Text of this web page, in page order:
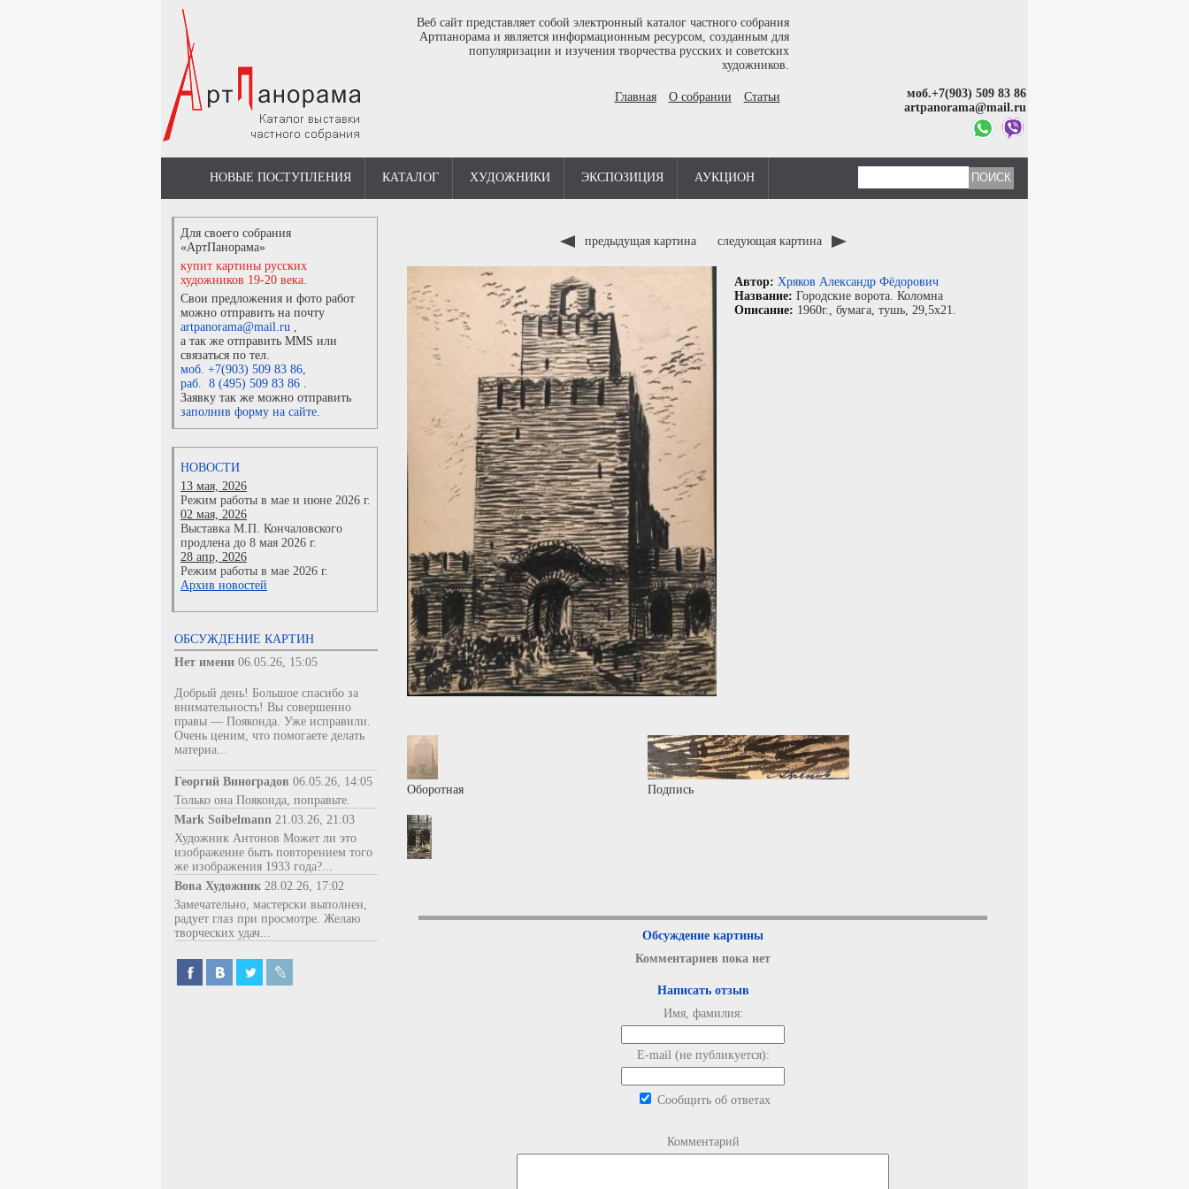
Веб сайт представляет собой электронный каталог частного собрания
Артпанорама и является информационным ресурсом, созданным для
популяризации и изучения творчества русских и советских
художников.
Главная О собрании Статьи
моб.+7(903) 509 83 86
artpanorama@mail.ru
НОВЫЕ ПОСТУПЛЕНИЯ КАТАЛОГ ХУДОЖНИКИ ЭКСПОЗИЦИЯ АУКЦИОН
Для своего собрания
«АртПанорама»
купит картины русских
художников 19-20 века.
Свои предложения и фото работ
можно отправить на почту
artpanorama@mail.ru ,
а так же отправить MMS или
связаться по тел.
моб. +7(903) 509 83 86,
раб. 8 (495) 509 83 86 .
Заявку так же можно отправить
заполнив форму на сайте.
НОВОСТИ
13 мая, 2026
Режим работы в мае и июне 2026 г.
02 мая, 2026
Выставка М.П. Кончаловского
продлена до 8 мая 2026 г.
28 апр, 2026
Режим работы в мае 2026 г.
Архив новостей
ОБСУЖДЕНИЕ КАРТИН
Нет имени 06.05.26, 15:05
Добрый день! Большое спасибо за
внимательность! Вы совершенно
правы — Пояконда. Уже исправили.
Очень ценим, что помогаете делать
материа...
Георгий Виноградов 06.05.26, 14:05
Только она Пояконда, поправьте.
Mark Soibelmann 21.03.26, 21:03
Художник Антонов Может ли это
изображение быть повторением того
же изображения 1933 года?...
Вова Художник 28.02.26, 17:02
Замечательно, мастерски выполнен,
радует глаз при просмотре. Желаю
творческих удач...
предыдущая картина следующая картина
Автор: Хряков Александр Фёдорович
Название: Городские ворота. Коломна
Описание: 1960г., бумага, тушь, 29,5x21.
Оборотная Подпись
Обсуждение картины
Комментариев пока нет
Написать отзыв
Имя, фамилия:
E-mail (не публикуется):
Сообщить об ответах
Комментарий